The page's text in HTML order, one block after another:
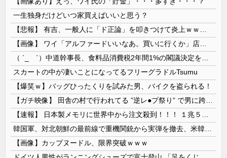
一生独身だけどいつ家買えばいいと思う？
スカートの中が凄いことになってるフリーグラドルTsumu
【爆笑ｗ】バッグひったくりを試みた男、バイクを盗られる！
【画像】カップヌードル、限界突破ｗｗｗ